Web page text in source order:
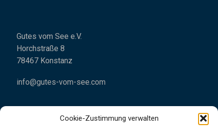
Cookie-Zustimmung verwalten
Gutes vom See e.V.
Horchstraße 8
78467 Konstanz
info@gutes-vom-see.com